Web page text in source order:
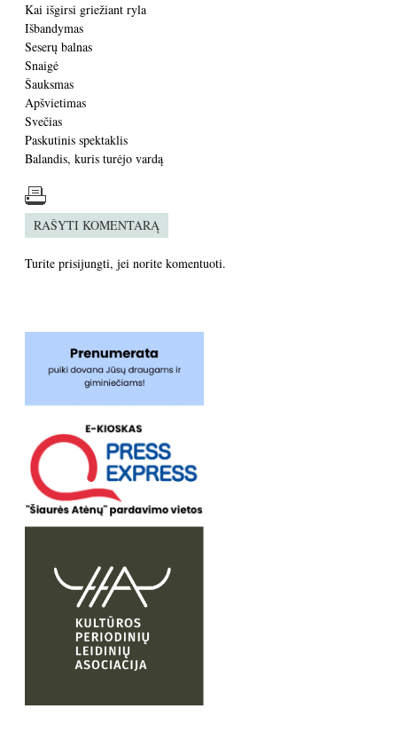
Kai išgirsi griežiant ryla
Išbandymas
Seserų balnas
Snaigė
Šauksmas
Apšvietimas
Svečias
Paskutinis spektaklis
Balandis, kuris turėjo vardą
RAŠYTI KOMENTARĄ
Turite prisijungti, jei norite komentuoti.